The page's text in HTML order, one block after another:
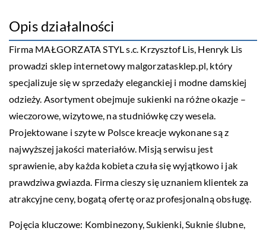
Opis działalności
Firma MAŁGORZATA STYL s.c. Krzysztof Lis, Henryk Lis
prowadzi sklep internetowy malgorzatasklep.pl, który
specjalizuje się w sprzedaży eleganckiej i modne damskiej
odzieży. Asortyment obejmuje sukienki na różne okazje –
wieczorowe, wizytowe, na studniówkę czy wesela.
Projektowane i szyte w Polsce kreacje wykonane są z
najwyższej jakości materiałów. Misją serwisu jest
sprawienie, aby każda kobieta czuła się wyjątkowo i jak
prawdziwa gwiazda. Firma cieszy się uznaniem klientek za
atrakcyjne ceny, bogatą ofertę oraz profesjonalną obsługę.
Pojęcia kluczowe: Kombinezony, Sukienki, Suknie ślubne,